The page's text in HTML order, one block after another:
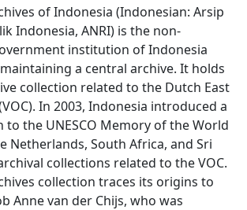
of Indonesia (Indonesian: Arsip
Indonesia, ANRI) is the non-
institution of Indonesia
a central archive. It holds
collection related to the Dutch East
In 2003, Indonesia introduced a
to the UNESCO Memory of the World
Netherlands, South Africa, and Sri
collections related to the VOC.
collection traces its origins to
Anne van der Chijs, who was